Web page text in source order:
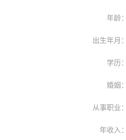
年龄：
出生年月：
学历：
婚姻：
从事职业：
年收入：